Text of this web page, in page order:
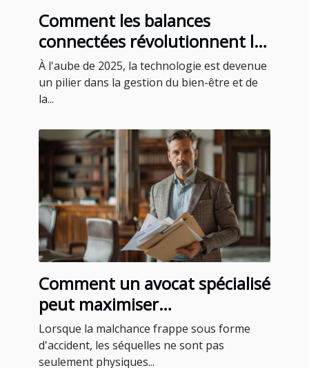
Comment les balances
connectées révolutionnent le
suivi de la santé en 2025
À l'aube de 2025, la technologie est devenue
un pilier dans la gestion du bien-être et de
la...
Comment un avocat spécialisé
peut maximiser
l'indemnisation après un
accident
Lorsque la malchance frappe sous forme
d'accident, les séquelles ne sont pas
seulement physiques...